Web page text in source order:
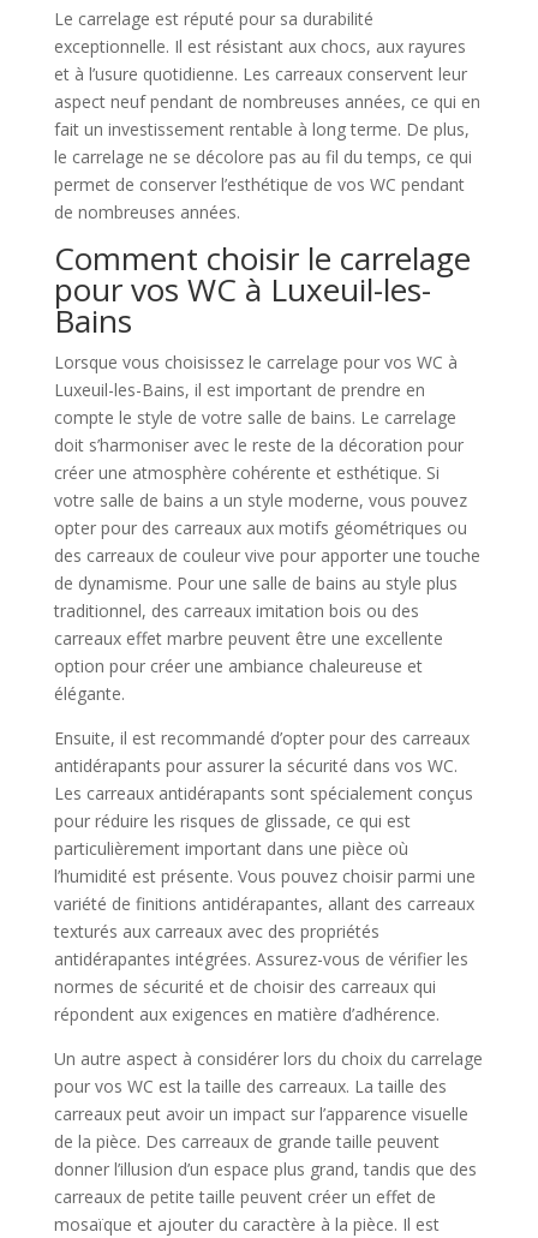
Le carrelage est réputé pour sa durabilité
exceptionnelle. Il est résistant aux chocs, aux rayures
et à l’usure quotidienne. Les carreaux conservent leur
aspect neuf pendant de nombreuses années, ce qui en
fait un investissement rentable à long terme. De plus,
le carrelage ne se décolore pas au fil du temps, ce qui
permet de conserver l’esthétique de vos WC pendant
de nombreuses années.
Comment choisir le carrelage
pour vos WC à Luxeuil-les-
Bains
Lorsque vous choisissez le carrelage pour vos WC à
Luxeuil-les-Bains, il est important de prendre en
compte le style de votre salle de bains. Le carrelage
doit s’harmoniser avec le reste de la décoration pour
créer une atmosphère cohérente et esthétique. Si
votre salle de bains a un style moderne, vous pouvez
opter pour des carreaux aux motifs géométriques ou
des carreaux de couleur vive pour apporter une touche
de dynamisme. Pour une salle de bains au style plus
traditionnel, des carreaux imitation bois ou des
carreaux effet marbre peuvent être une excellente
option pour créer une ambiance chaleureuse et
élégante.
Ensuite, il est recommandé d’opter pour des carreaux
antidérapants pour assurer la sécurité dans vos WC.
Les carreaux antidérapants sont spécialement conçus
pour réduire les risques de glissade, ce qui est
particulièrement important dans une pièce où
l’humidité est présente. Vous pouvez choisir parmi une
variété de finitions antidérapantes, allant des carreaux
texturés aux carreaux avec des propriétés
antidérapantes intégrées. Assurez-vous de vérifier les
normes de sécurité et de choisir des carreaux qui
répondent aux exigences en matière d’adhérence.
Un autre aspect à considérer lors du choix du carrelage
pour vos WC est la taille des carreaux. La taille des
carreaux peut avoir un impact sur l’apparence visuelle
de la pièce. Des carreaux de grande taille peuvent
donner l’illusion d’un espace plus grand, tandis que des
carreaux de petite taille peuvent créer un effet de
mosaïque et ajouter du caractère à la pièce. Il est